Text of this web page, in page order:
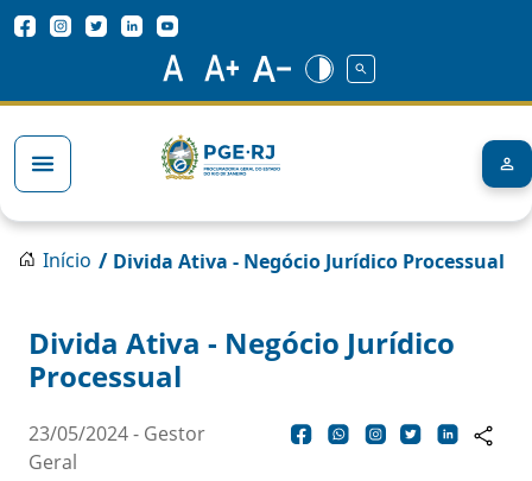
Pular para o conteúdo principal
Trilha de navegação
Início / Divida Ativa - Negócio Jurídico Processual
Divida Ativa - Negócio Jurídico
Processual
23/05/2024 - Gestor
Geral